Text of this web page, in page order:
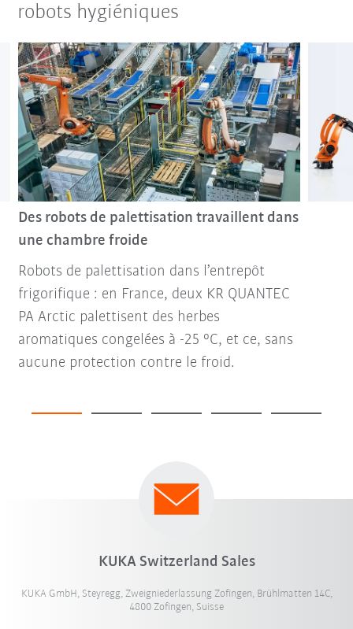
robots hygiéniques
Des robots de palettisation travaillent dans
une chambre froide
Robots de palettisation dans l’entrepôt
frigorifique : en France, deux KR QUANTEC
PA Arctic palettisent des herbes
aromatiques congelées à -25 °C, et ce, sans
aucune protection contre le froid.
KUKA Switzerland Sales
KUKA GmbH, Steyregg, Zweigniederlassung Zofingen, Brühlmatten 14C,
4800 Zofingen, Suisse